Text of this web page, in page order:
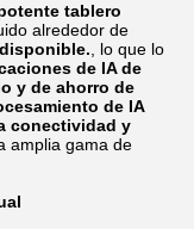
tablero
alrededor de
, lo que lo
de IA de
y de ahorro de
de IA
conectividad y
amplia gama de